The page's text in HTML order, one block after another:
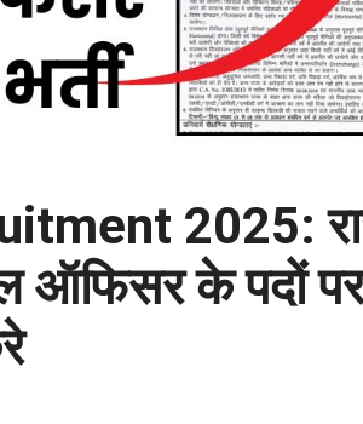
2025:
ऑफिसर के पदों पर